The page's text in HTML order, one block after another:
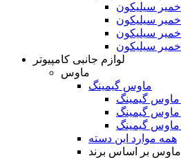
لوازم جانبی کامپیوتر
ماوس
ماوس گیمینگ
همه موارد این دسته
ماوس بر اساس برند